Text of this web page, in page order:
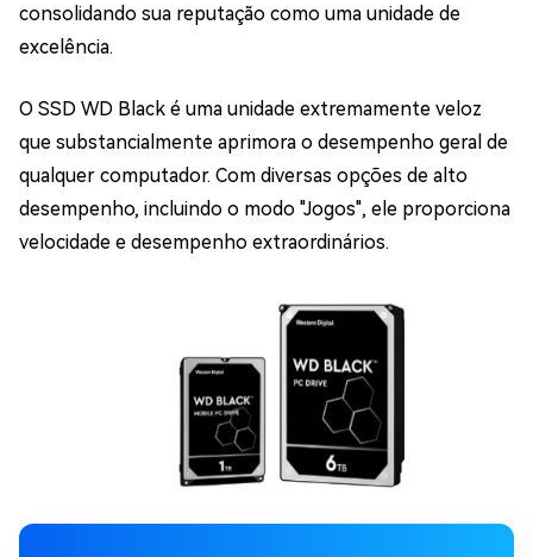
consolidando sua reputação como uma unidade de
excelência.
O SSD WD Black é uma unidade extremamente veloz
que substancialmente aprimora o desempenho geral de
qualquer computador. Com diversas opções de alto
desempenho, incluindo o modo "Jogos", ele proporciona
velocidade e desempenho extraordinários.